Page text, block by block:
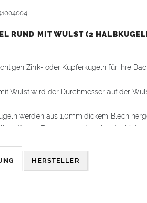
RUND MIT WULST (2
Zink- oder Kupferkugeln für ihre
Wulst wird der Durchmesser auf der
werden aus 1,0mm dickem Blech
dünner. Eine genaue Angabe der
haben immer den gleichen Durchmesser.
einem Blechstreifen verlötet
HERSTELLER